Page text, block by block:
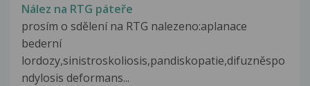
Nález na RTG páteře
prosím o sdělení na RTG nalezeno:aplanace
bederní
lordozy,sinistroskoliosis,pandiskopatie,difuzněspo
ndylosis deformans...